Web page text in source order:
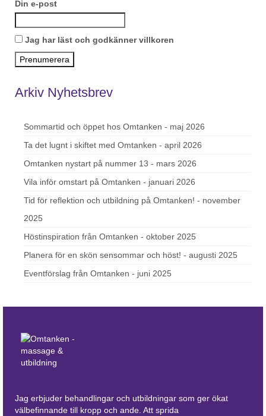
Din e-post
Jag har läst och godkänner villkoren
Arkiv Nyhetsbrev
Sommartid och öppet hos Omtanken - maj 2026
Ta det lugnt i skiftet med Omtanken - april 2026
Omtanken nystart på nummer 13 - mars 2026
Vila inför omstart på Omtanken - januari 2026
Tid för reflektion och utbildning på Omtanken! - november
2025
Höstinspiration från Omtanken - oktober 2025
Planera för en skön sensommar och höst! - augusti 2025
Eventförslag från Omtanken - juni 2025
Jag erbjuder behandlingar och utbildningar som ger ökat
välbefinnande till kropp och ande. Att sprida